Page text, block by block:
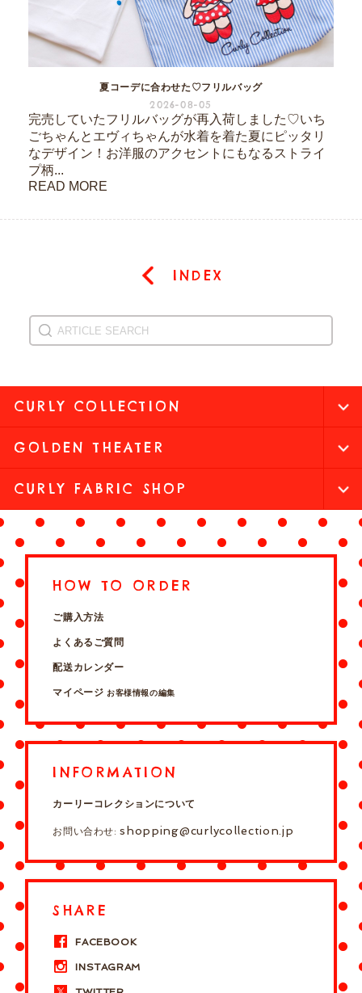
夏コーデに合わせた♡フリルバッグ
2026-08-05
完売していたフリルバッグが再入荷しました♡いち
ごちゃんとエヴィちゃんが水着を着た夏にピッタリ
なデザイン！お洋服のアクセントにもなるストライ
プ柄...
READ MORE
INDEX
CURLY COLLECTION
GOLDEN THEATER
CURLY FABRIC SHOP
HOW TO ORDER
ご購入方法
よくあるご質問
配送カレンダー
マイページ お客様情報の編集
INFORMATION
カーリーコレクションについて
お問い合わせ:shopping@curlycollection.jp
SHARE
FACEBOOK
INSTAGRAM